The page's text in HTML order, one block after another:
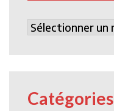
Archives
Catégories